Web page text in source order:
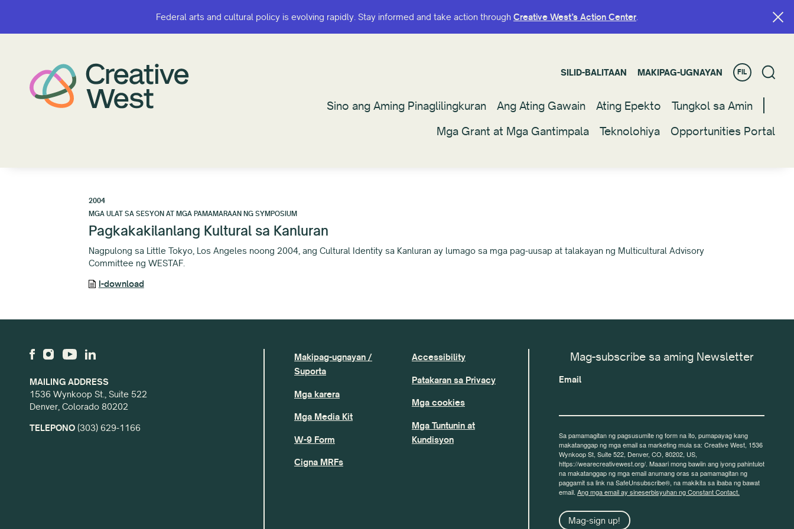
Federal arts and cultural policy is evolving rapidly. Stay informed and take action through Creative West’s Action Center.
SILID-BALITAAN MAKIPAG-UGNAYAN FIL
Sino ang Aming Pinaglilingkuran Ang Ating Gawain Ating Epekto
Tungkol sa Amin
Mga Grant at Mga Gantimpala
Teknolohiya Opportunities Portal
Federal arts and cultural policy is evolving rapidly. Stay informed and take action through Creative West’s Action Center.
SILID-BALITAAN MAKIPAG-UGNAYAN FIL
Sino ang Aming Pinaglilingkuran Ang Ating Gawain Ating Epekto
Tungkol sa Amin
Mga Grant at Mga Gantimpala
Teknolohiya Opportunities Portal
2004
MGA ULAT SA SESYON AT MGA PAMAMARAAN NG SYMPOSIUM
Pagkakakilanlang Kultural sa Kanluran
Nagpulong sa Little Tokyo, Los Angeles noong 2004, ang Cultural Identity sa Kanluran ay lumago sa mga pag-uusap at talakayan ng Multicultural Advisory
Committee ng WESTAF.
I-download
MAILING ADDRESS
1536 Wynkoop St., Suite 522
Denver, Colorado 80202
TELEPONO (303) 629-1166
Makipag-ugnayan /
Suporta
Mga karera
Mga Media Kit
W-9 Form
Cigna MRFs
Accessibility
Patakaran sa Privacy
Mga cookies
Mga Tuntunin at
Kundisyon
Mag-subscribe sa aming Newsletter
Email
Sa pamamagitan ng pagsusumite ng form na ito, pumapayag kang
makatanggap ng mga email sa marketing mula sa: Creative West, 1536
Wynkoop St, Suite 522, Denver, CO, 80202, US,
https://wearecreativewest.org/. Maaari mong bawiin ang iyong pahintulot
na makatanggap ng mga email anumang oras sa pamamagitan ng
paggamit sa link na SafeUnsubscribe®, na makikita sa ibaba ng bawat
email. Ang mga email ay sineserbisyuhan ng Constant Contact.
Mag-sign up!